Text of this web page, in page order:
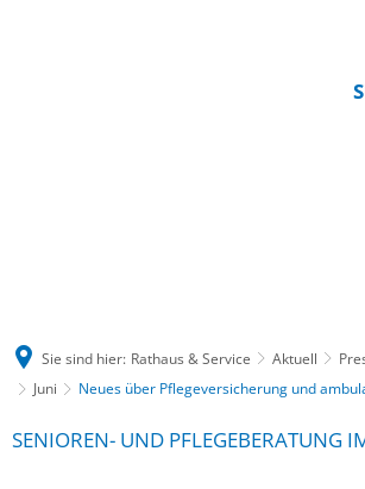
Sie sind hier: Rathaus & Service Aktuell
Juni
Neues über Pflegeversicherung und
SENIOREN- UND PFLEGEBERATUNG